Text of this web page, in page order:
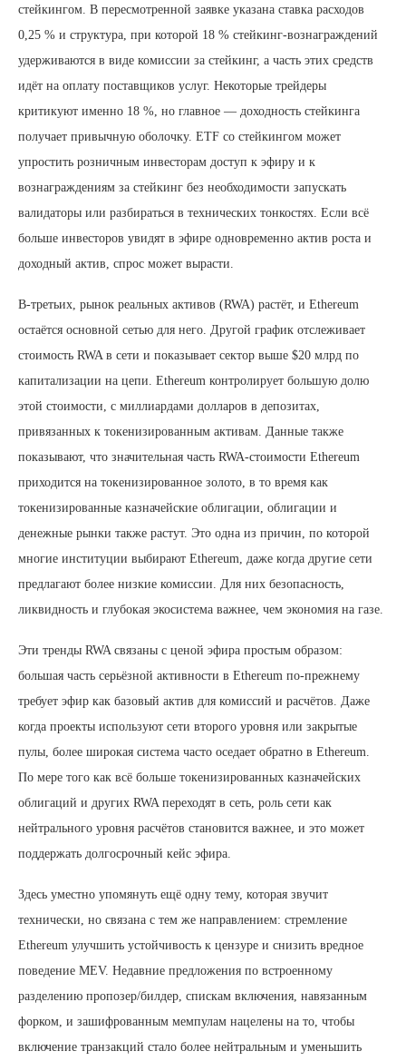
стейкингом. В пересмотренной заявке указана ставка расходов
0,25 % и структура, при которой 18 % стейкинг-вознаграждений
удерживаются в виде комиссии за стейкинг, а часть этих средств
идёт на оплату поставщиков услуг. Некоторые трейдеры
критикуют именно 18 %, но главное — доходность стейкинга
получает привычную оболочку. ETF со стейкингом может
упростить розничным инвесторам доступ к эфиру и к
вознаграждениям за стейкинг без необходимости запускать
валидаторы или разбираться в технических тонкостях. Если всё
больше инвесторов увидят в эфире одновременно актив роста и
доходный актив, спрос может вырасти.
В-третьих, рынок реальных активов (RWA) растёт, и Ethereum
остаётся основной сетью для него. Другой график отслеживает
стоимость RWA в сети и показывает сектор выше $20 млрд по
капитализации на цепи. Ethereum контролирует большую долю
этой стоимости, с миллиардами долларов в депозитах,
привязанных к токенизированным активам. Данные также
показывают, что значительная часть RWA-стоимости Ethereum
приходится на токенизированное золото, в то время как
токенизированные казначейские облигации, облигации и
денежные рынки также растут. Это одна из причин, по которой
многие институции выбирают Ethereum, даже когда другие сети
предлагают более низкие комиссии. Для них безопасность,
ликвидность и глубокая экосистема важнее, чем экономия на газе.
Эти тренды RWA связаны с ценой эфира простым образом:
большая часть серьёзной активности в Ethereum по-прежнему
требует эфир как базовый актив для комиссий и расчётов. Даже
когда проекты используют сети второго уровня или закрытые
пулы, более широкая система часто оседает обратно в Ethereum.
По мере того как всё больше токенизированных казначейских
облигаций и других RWA переходят в сеть, роль сети как
нейтрального уровня расчётов становится важнее, и это может
поддержать долгосрочный кейс эфира.
Здесь уместно упомянуть ещё одну тему, которая звучит
технически, но связана с тем же направлением: стремление
Ethereum улучшить устойчивость к цензуре и снизить вредное
поведение MEV. Недавние предложения по встроенному
разделению пропозер/билдер, спискам включения, навязанным
форком, и зашифрованным мемпулам нацелены на то, чтобы
включение транзакций стало более нейтральным и уменьшить